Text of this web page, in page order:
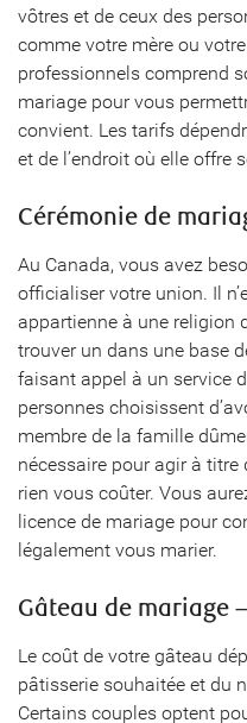
vôtres et de ceux des
comme votre mère ou
professionnels comprend
mariage pour vous
convient. Les tarifs
et de l’endroit où elle offre
Cérémonie de
Au Canada, vous avez
officialiser votre union. Il
appartienne à une religion
trouver un dans une base
faisant appel à un service
personnes choisissent
membre de la famille
nécessaire pour agir à
rien vous coûter. Vous
licence de mariage pour
légalement vous marier.
Gâteau de mariage
Le coût de votre gâteau
pâtisserie souhaitée et du
Certains couples optent